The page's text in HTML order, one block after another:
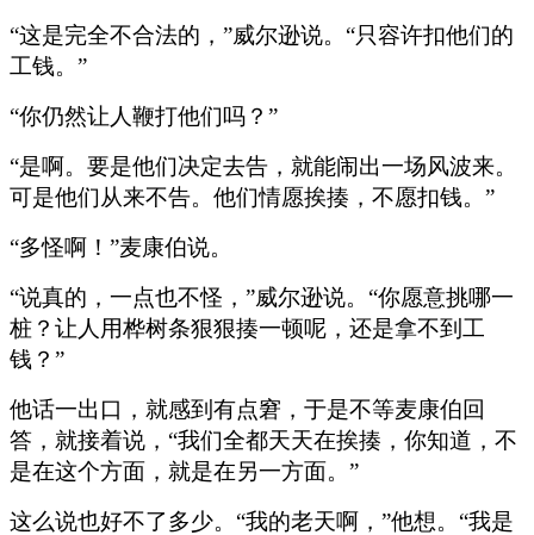
“这是完全不合法的，”威尔逊说。“只容许扣他们的
工钱。”
“你仍然让人鞭打他们吗？”
“是啊。要是他们决定去告，就能闹出一场风波来。
可是他们从来不告。他们情愿挨揍，不愿扣钱。”
“多怪啊！”麦康伯说。
“说真的，一点也不怪，”威尔逊说。“你愿意挑哪一
桩？让人用桦树条狠狠揍一顿呢，还是拿不到工
钱？”
他话一出口，就感到有点窘，于是不等麦康伯回
答，就接着说，“我们全都天天在挨揍，你知道，不
是在这个方面，就是在另一方面。”
这么说也好不了多少。“我的老天啊，”他想。“我是